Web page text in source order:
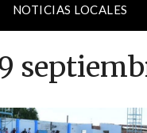
NOTICIAS LOCALES